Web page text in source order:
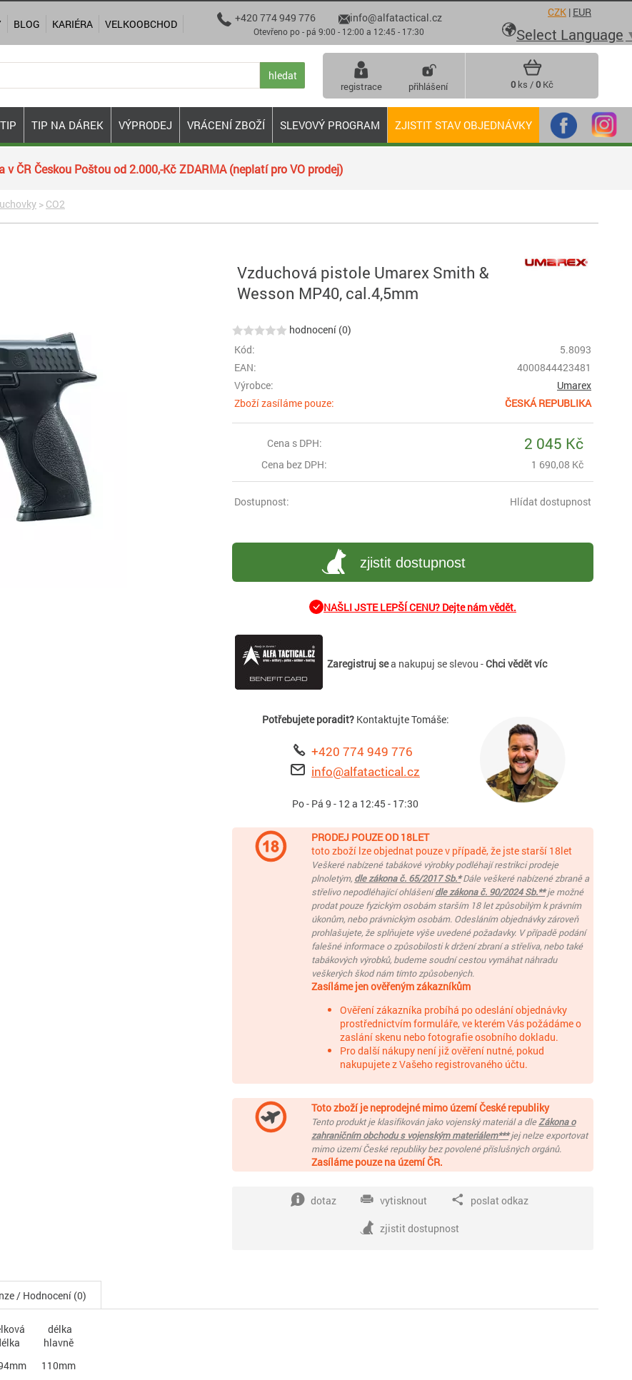
v ČR Českou Poštou od 2.000,-Kč ZDARMA (neplatí pro VO prodej)
> CO2
Vzduchová pistole Umarex Smith &
Wesson MP40, cal.4,5mm
hodnocení (0)
Kód:
5.8093
EAN:
4000844423481
Výrobce:
Umarex
Zboží zasíláme pouze:
ČESKÁ REPUBLIKA
Cena s DPH: 2 045 Kč
Cena bez DPH: 1 690,08 Kč
Dostupnost: Hlídat dostupnost
zjistit dostupnost
NAŠLI JSTE LEPŠÍ CENU? Dejte nám vědět.
Zaregistruj sea nakupuj se slevou -Chci vědět víc
Potřebujete poradit?Kontaktujte Tomáše:
+420 774 949 776
info@alfatactical.cz
Po - Pá 9 - 12 a 12:45 - 17:30
PRODEJ POUZE OD 18LET
toto zboží lze objednat pouze v případě, že jste starší 18let
Veškeré nabízené tabákové výrobky podléhají restrikci prodeje
plnoletým, dle zákona č. 65/2017 Sb.*Dále veškeré nabízené zbraně a
střelivo nepodléhající ohlášenídle zákona č. 90/2024 Sb.**je možné
prodat pouze fyzickým osobám starším 18 let způsobilým k právním
úkonům, nebo právnickým osobám. Odesláním objednávky zároveň
prohlašujete, že splňujete výše uvedené požadavky. V případě podání
falešné informace o způsobilosti k držení zbraní a střeliva, nebo také
tabákových výrobků, budeme soudní cestou vymáhat náhradu
veškerých škod nám tímto způsobených.
Zasíláme jen ověřeným zákazníkům
Ověření zákazníka probíhá po odeslání objednávky
prostřednictvím formuláře, ve kterém Vás požádáme o
zaslání skenu nebo fotografie osobního dokladu.
Pro další nákupy není již ověření nutné, pokud
nakupujete z Vašeho registrovaného účtu.
Toto zboží je neprodejné mimo území České republiky
Tento produkt je klasifikován jako vojenský materiál a dleZákona o
zahraničním obchodu s vojenským materiálem***jej nelze exportovat
mimo území České republiky bez povolené příslušných orgánů.
Zasíláme pouze na území ČR.
dotaz vytisknout poslat odkaz
zjistit dostupnost
/ Hodnocení (0)
délka
hlavně
110mm
TIP NA DÁREK VÝPRODEJ VRÁCENÍ ZBOŽÍ SLEVOVÝ PROGRAM ZJISTIT STAV OBJEDNÁVKY
hledat
registrace přihlášení 0 ks /0 Kč
BLOG KARIÉRA VELKOOBCHOD  +420 774 949 776info@alfatactical.cz
Otevřeno po - pá 9:00 - 12:00 a 12:45 - 17:30
CZK | EUR
Select Language